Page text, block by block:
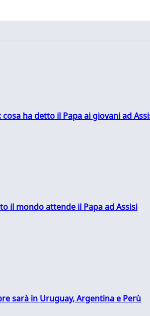
ha detto il Papa ai giovani ad
il mondo attende il Papa ad Assisi
sarà in Uruguay, Argentina e Perù